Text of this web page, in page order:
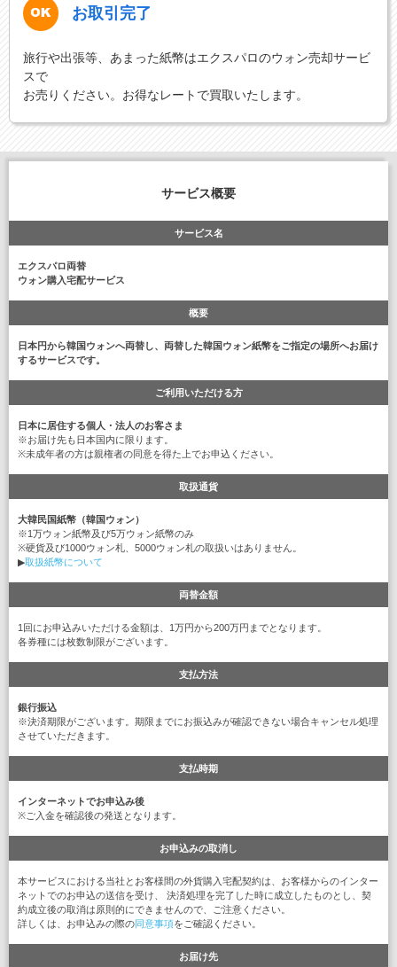
お取引完了
旅行や出張等、あまった紙幣はエクスパロのウォン売却サービ
スで
お売りください。お得なレートで買取いたします。
サービス概要
サービス名
エクスパロ両替
ウォン購入宅配サービス
概要
日本円から韓国ウォンへ両替し、両替した韓国ウォン紙幣をご指定の場所へお届け
するサービスです。
ご利用いただける方
日本に居住する個人・法人のお客さま
※お届け先も日本国内に限ります。
※未成年者の方は親権者の同意を得た上でお申込ください。
取扱通貨
大韓民国紙幣（韓国ウォン）
※1万ウォン紙幣及び5万ウォン紙幣のみ
※硬貨及び1000ウォン札、5000ウォン札の取扱いはありません。
▶取扱紙幣について
両替金額
1回にお申込みいただける金額は、1万円から200万円までとなります。
各券種には枚数制限がございます。
支払方法
銀行振込
※決済期限がございます。期限までにお振込みが確認できない場合キャンセル処理
させていただきます。
支払時期
インターネットでお申込み後
※ご入金を確認後の発送となります。
お申込みの取消し
本サービスにおける当社とお客様間の外貨購入宅配契約は、お客様からのインター
ネットでのお申込の送信を受け、 決済処理を完了した時に成立したものとし、契
約成立後の取消は原則的にできませんので、ご注意ください。
詳しくは、お申込みの際の同意事項をご確認ください。
お届け先